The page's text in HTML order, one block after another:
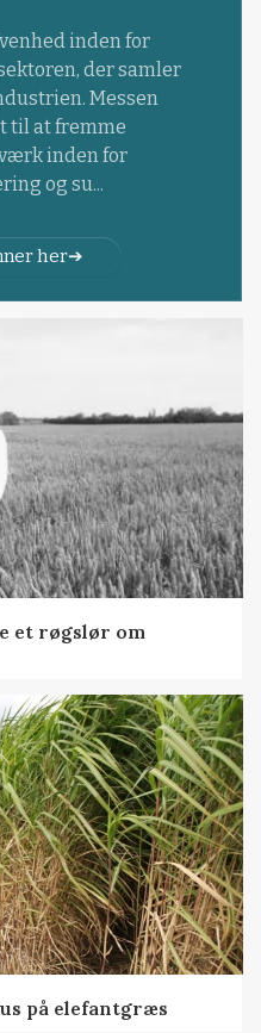
inden for
der samler
Messen
til at fremme
inden for
og su...
her
et røgslør om
på elefantgræs